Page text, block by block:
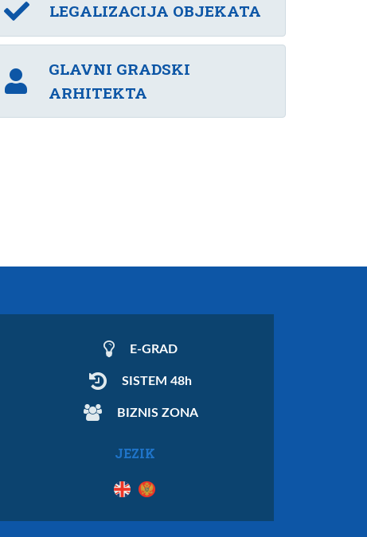
LEGALIZACIJA OBJEKATA
GLAVNI GRADSKI
ARHITEKTA
E-GRAD
SISTEM 48h
BIZNIS ZONA
JEZIK